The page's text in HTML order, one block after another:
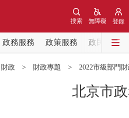
登錄
無障礙
搜索
政務服務 政策服務
政民互動
財政 > 財政專題 > 2022市級部門
北京市